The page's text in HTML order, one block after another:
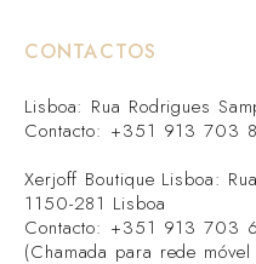
CONTACTOS
Lisboa: Rua Rodrigues
Contacto: +351 913 703
Xerjoff Boutique Lisboa:
1150-281 Lisboa
Contacto: +351 913 703
(Chamada para rede móvel